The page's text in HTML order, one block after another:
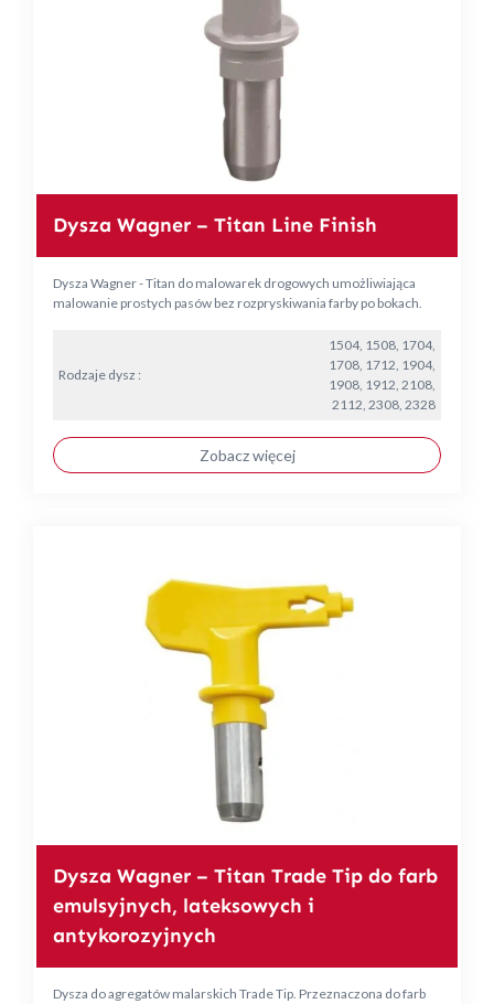
Dysza Wagner – Titan Line Finish
Dysza Wagner - Titan do malowarek drogowych umożliwiająca
malowanie prostych pasów bez rozpryskiwania farby po bokach.
Rodzaje dysz :
1504, 1508, 1704,
1708, 1712, 1904,
1908, 1912, 2108,
2112, 2308, 2328
Zobacz więcej
Dysza Wagner – Titan Trade Tip do farb
emulsyjnych, lateksowych i
antykorozyjnych
Dysza do agregatów malarskich Trade Tip. Przeznaczona do farb